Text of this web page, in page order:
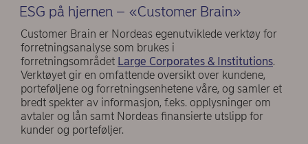
ESG på hjernen – «Customer Brain»
Customer Brain er Nordeas egenutviklede verktøy for
forretningsanalyse som brukes i
forretningsområdet Large Corporates & Institutions.
Verktøyet gir en omfattende oversikt over kundene,
porteføljene og forretningsenhetene våre, og samler et
bredt spekter av informasjon, f.eks. opplysninger om
avtaler og lån samt Nordeas finansierte utslipp for
kunder og porteføljer.